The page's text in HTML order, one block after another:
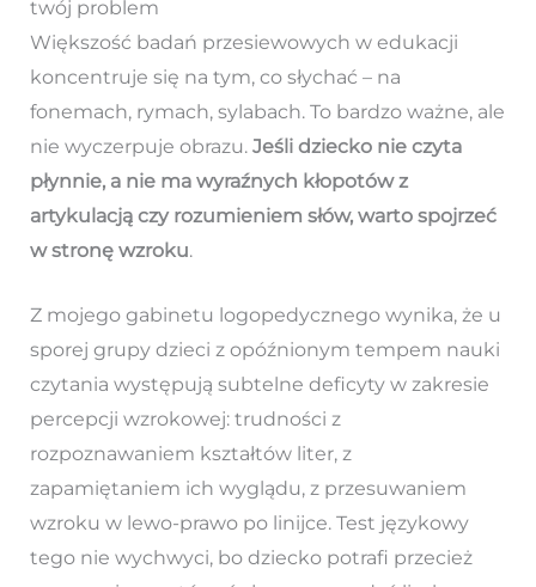
twój problem
Większość badań przesiewowych w edukacji
koncentruje się na tym, co słychać – na
fonemach, rymach, sylabach. To bardzo ważne, ale
nie wyczerpuje obrazu. Jeśli dziecko nie czyta
płynnie, a nie ma wyraźnych kłopotów z
artykulacją czy rozumieniem słów, warto spojrzeć
w stronę wzroku.
Z mojego gabinetu logopedycznego wynika, że u
sporej grupy dzieci z opóźnionym tempem nauki
czytania występują subtelne deficyty w zakresie
percepcji wzrokowej: trudności z
rozpoznawaniem kształtów liter, z
zapamiętaniem ich wyglądu, z przesuwaniem
wzroku w lewo-prawo po linijce. Test językowy
tego nie wychwyci, bo dziecko potrafi przecież